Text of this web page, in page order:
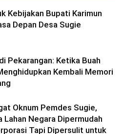
Kebijakan Bupati Karimun
Depan Desa Sugie
Pekarangan: Ketika Buah
Kembali Memori
Oknum Pemdes Sugie,
Lahan Negara Dipermudah
Tapi Dipersulit untuk